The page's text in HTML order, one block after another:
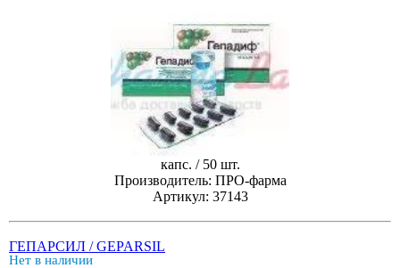
капс. / 50 шт.
Производитель: ПРО-фарма
Артикул: 37143
ГЕПАРСИЛ / GEPARSIL
Нет в наличии